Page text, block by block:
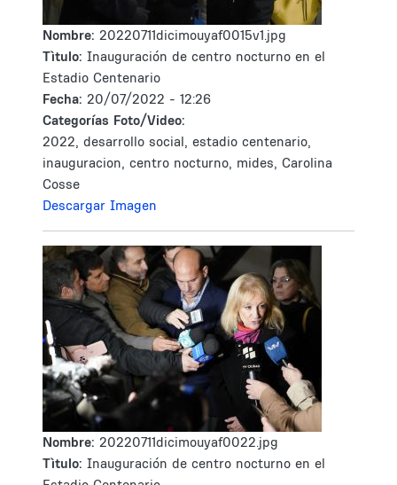
Nombre: 20220711dicimouyaf0015v1.jpg
Tìtulo: Inauguración de centro nocturno en el
Estadio Centenario
Fecha: 20/07/2022 - 12:26
Categorías Foto/Video:
2022, desarrollo social, estadio centenario,
inauguracion, centro nocturno, mides, Carolina
Cosse
Descargar Imagen
Nombre: 20220711dicimouyaf0022.jpg
Tìtulo: Inauguración de centro nocturno en el